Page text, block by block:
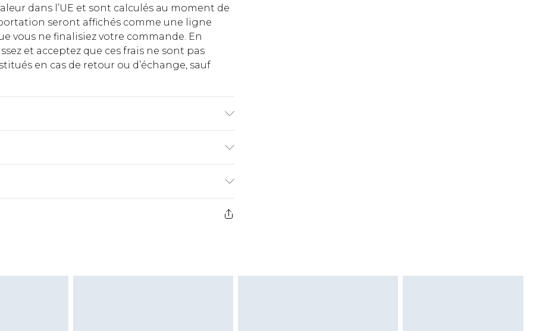
dans l’UE et sont calculés au moment de
seront affichés comme une ligne
vous ne finalisiez votre commande. En
et acceptez que ces frais ne sont pas
en cas de retour ou d’échange, sauf
€2.99
€9.99